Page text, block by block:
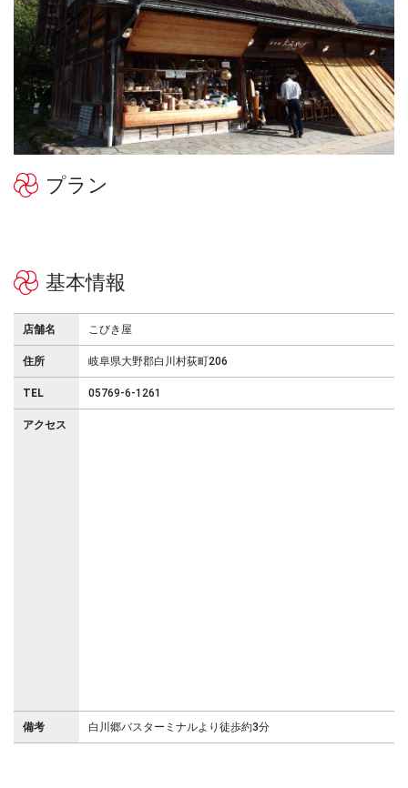
プラン
基本情報
店舗名 こびき屋
住所 岐阜県大野郡白川村荻町206
TEL 05769-6-1261
アクセス
備考 白川郷バスターミナルより徒歩約3分